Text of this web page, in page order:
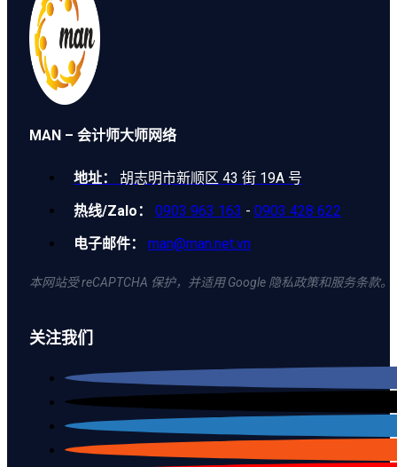
MAN – 会计师大师网络
地址：
胡志明市新顺区 43 街 19A 号
热线/Zalo：
0903 963 163 - 0903 428 622
电子邮件： man@man.net.vn
本网站受 reCAPTCHA 保护，并适用 Google 隐私政策和服务条款。
关注我们